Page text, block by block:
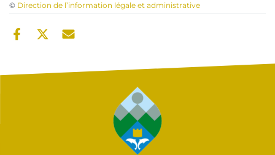
© Direction de l’information légale et administrative